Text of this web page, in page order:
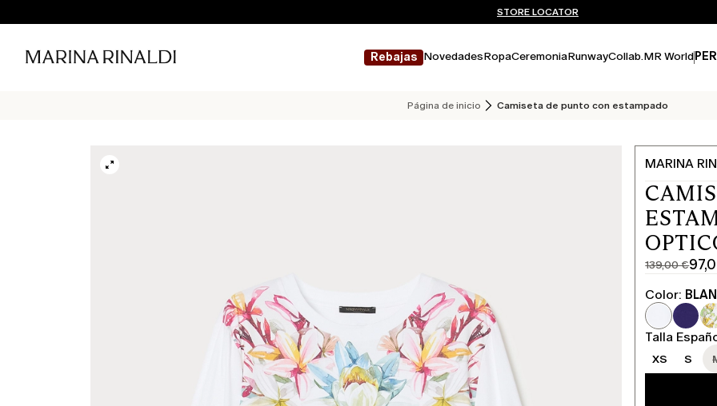
ENVÍO Y DEVOLUCIONES GRATUITOS
¿No tienes una cuenta? REGÍSTRATE AHORA
STORE LOCATOR
Rebajas NovedadesRopaCeremoniaRunwayCollab.MR World
Página de inicio Camiseta de punto con estampado
MARINA
139,00 €
Precio
original
139,00
€
Precio
actual
97,00
€
Color:
Talla
XS S